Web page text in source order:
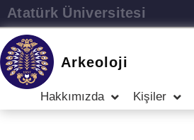
Atatürk Üniversitesi
Arkeoloji
Hakkımızda Kişiler